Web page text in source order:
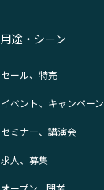
用途・シーン
セール、特売
イベント、キャンペーン
セミナー、講演会
求人、募集